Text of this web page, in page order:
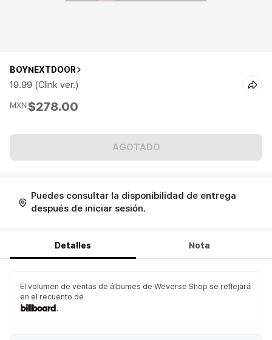
BOYNEXTDOOR
19.99 (Clink ver.)
MXN$278.00
AGOTADO
Puedes consultar la disponibilidad de entrega
después de iniciar sesión.
Detalles Nota
El volumen de ventas de álbumes de Weverse Shop se reflejará
en el recuento de
.